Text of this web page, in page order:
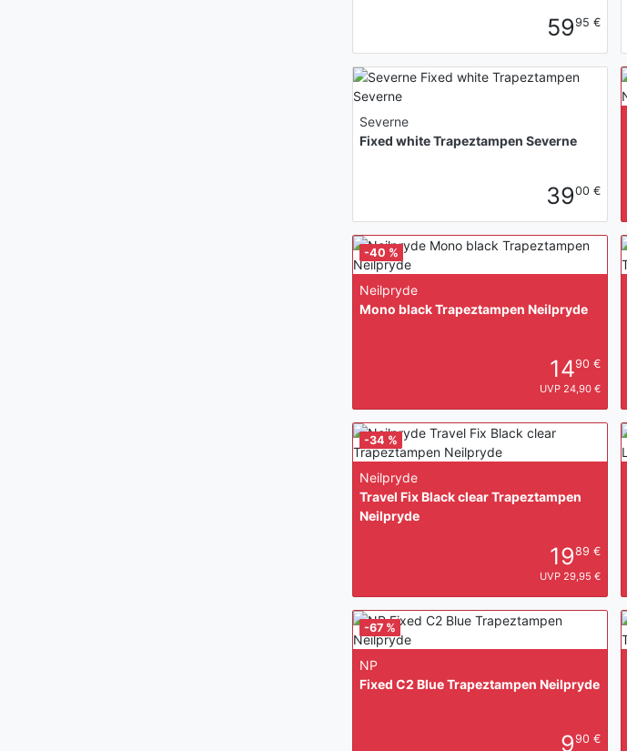
5995 €
Severne
Fixed white Trapeztampen Severne
3900 €
Neilpryde
Mono black Trapeztampen Neilpryde
1490 €
UVP 24,90 €
-40 %
Neilpryde
Travel Fix Black clear Trapeztampen
Neilpryde
1989 €
UVP 29,95 €
-34 %
NP
Fixed C2 Blue Trapeztampen Neilpryde
990 €
-67 %